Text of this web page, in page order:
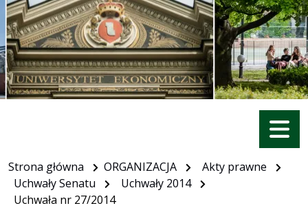
Menu
Strona główna ORGANIZACJA
Akty prawne
Uchwały Senatu
Uchwały 2014
Uchwała nr 27/2014